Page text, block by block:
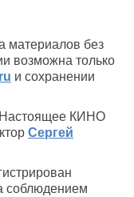
материалов без
возможна только
и сохранении
Настоящее КИНО
Сергей
соблюдением